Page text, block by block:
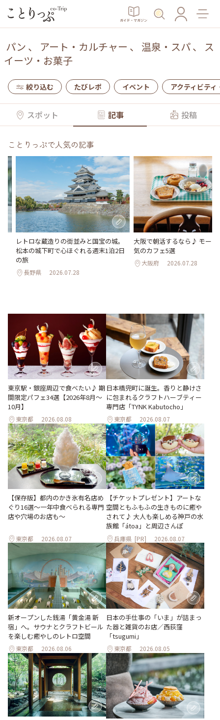
ガイド・マガジン
パン 、 アート・カルチャー 、 温泉・スパ、 ス
イーツ・お菓子
絞り込む たびレポ イベント アクティビティ
スポット 記事 投稿
ことりっぷで人気の記事
レトロな蔵造りの街並みと国宝の城。
松本の城下町で心ほぐれる週末1泊2日
の旅
長野県 2026.07.28
大阪で朝活するなら♪ モーニ
気のカフェ5選
大阪府 2026.07.28
東京駅・銀座周辺で食べたい♪ 期
間限定パフェ34選【2026年8月～
10月】
東京都 2026.08.08
日本橋兜町に誕生。香りと静けさ
に包まれるクラフトハーブティー
専門店「TYNK Kabutocho」
東京都 2026.08.07
【保存版】都内のかき氷有名店め
ぐり16選～一年中食べられる専門
店や穴場のお店も～
東京都 2026.08.07
【チケットプレゼント】アートな
空間ともふもふの生きものに癒や
されて♪ 大人も楽しめる神戸の水
族館「átoa」と周辺さんぽ
兵庫県 [PR] 2026.08.07
新オープンした銭湯「黄金湯 新
宿」へ。サウナとクラフトビール
を楽しむ癒やしのレトロ空間
東京都 2026.08.06
日本の手仕事の「いま」が詰まっ
た器と雑貨のお店／西荻窪
「tsugumi」
東京都 2026.08.05